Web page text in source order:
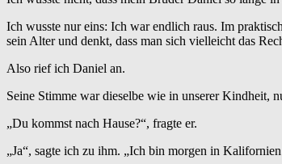
Ich wusste nur eins: Ich war endlich raus. Im
sein Alter und denkt, dass man sich vielleicht das
Also rief ich Daniel an.
Seine Stimme war dieselbe wie in unserer Kindheit,
„Du kommst nach Hause?“, fragte er.
„Ja“, sagte ich zu ihm. „Ich bin morgen in